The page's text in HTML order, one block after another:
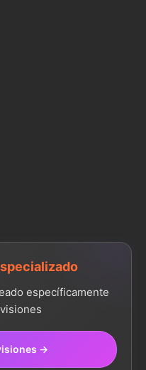
específicamente
→